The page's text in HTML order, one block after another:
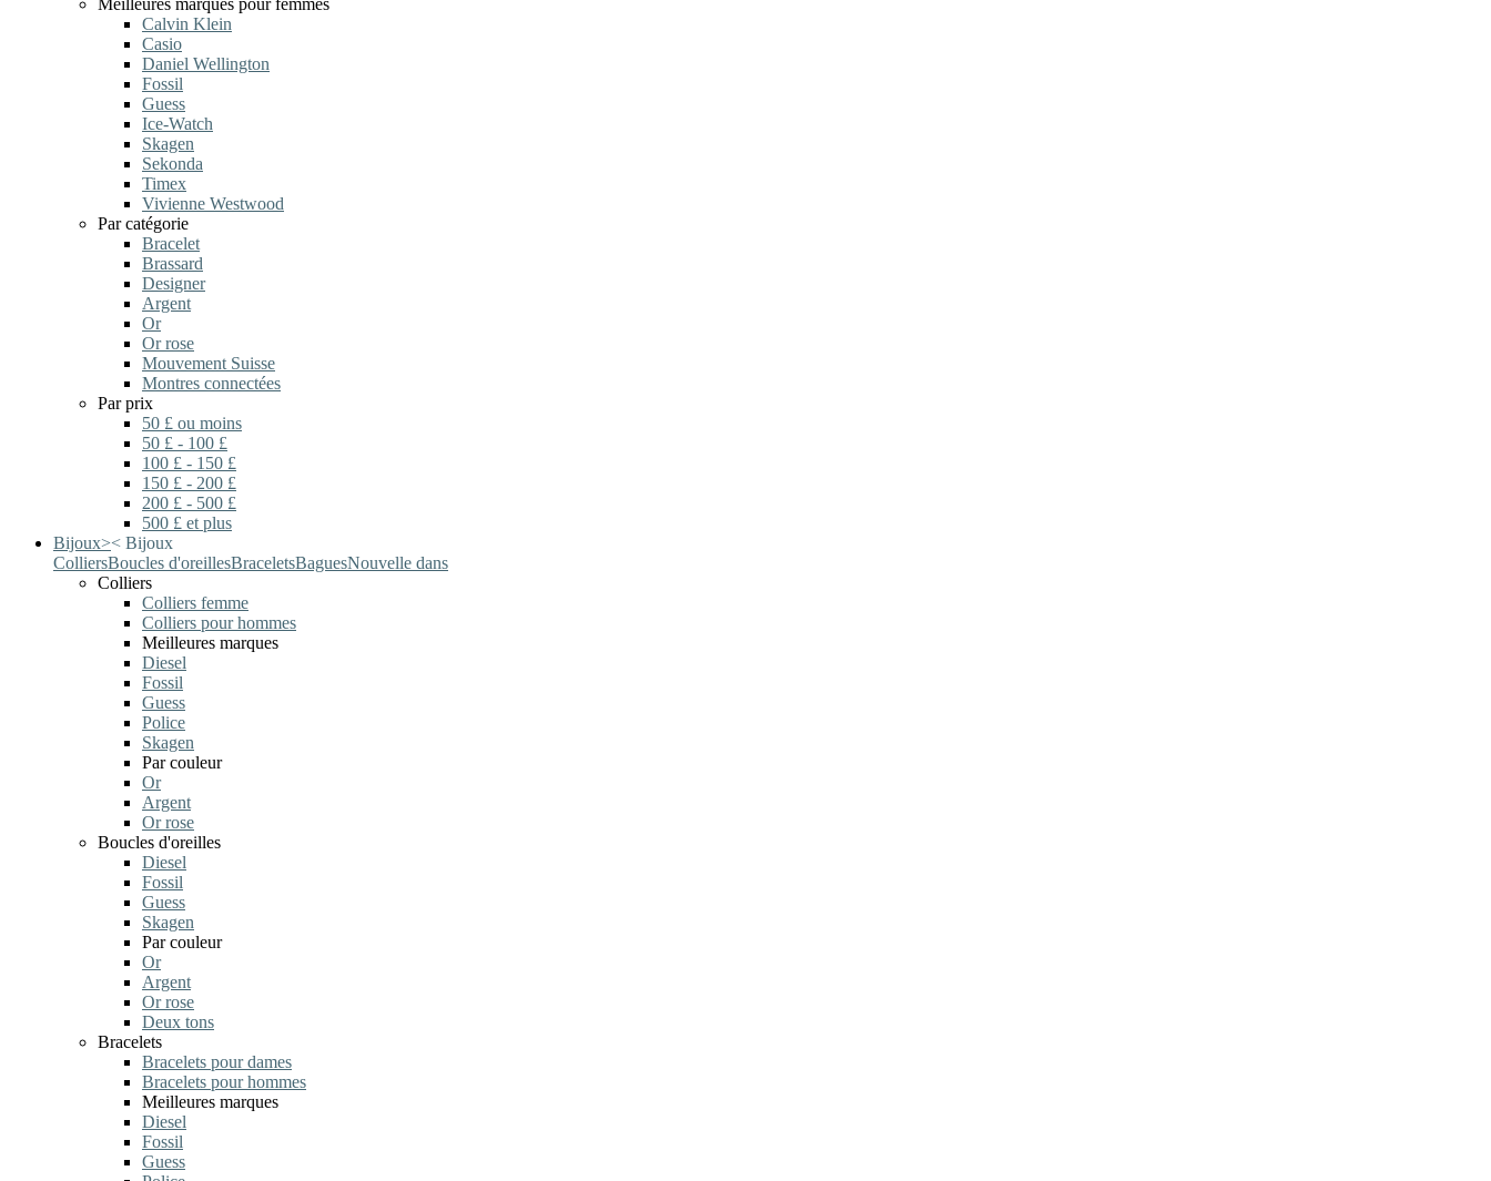
Meilleures marques pour femmes
Calvin Klein
Casio
Daniel Wellington
Fossil
Guess
Ice-Watch
Skagen
Sekonda
Timex
Vivienne Westwood
Par catégorie
Bracelet
Brassard
Designer
Argent
Or
Or rose
Mouvement Suisse
Montres connectées
Par prix
50 £ ou moins
50 £ - 100 £
100 £ - 150 £
150 £ - 200 £
200 £ - 500 £
500 £ et plus
Bijoux>< Bijoux
ColliersBoucles d'oreillesBraceletsBaguesNouvelle dans
Colliers
Colliers femme
Colliers pour hommes
Meilleures marques
Diesel
Fossil
Guess
Police
Skagen
Par couleur
Or
Argent
Or rose
Boucles d'oreilles
Diesel
Fossil
Guess
Skagen
Par couleur
Or
Argent
Or rose
Deux tons
Bracelets
Bracelets pour dames
Bracelets pour hommes
Meilleures marques
Diesel
Fossil
Guess